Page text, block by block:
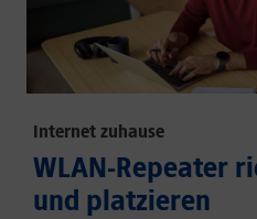
Internet zuhause
WLAN-Repeater
und platzieren